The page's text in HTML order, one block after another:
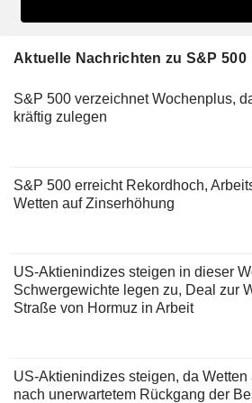
Aktuelle Nachrichten zu S&P 500
S&P 500 verzeichnet Wochenplus,
kräftig zulegen
S&P 500 erreicht Rekordhoch,
Wetten auf Zinserhöhung
US-Aktienindizes steigen in dieser
Schwergewichte legen zu, Deal zur
Straße von Hormuz in Arbeit
US-Aktienindizes steigen, da
nach unerwartetem Rückgang der